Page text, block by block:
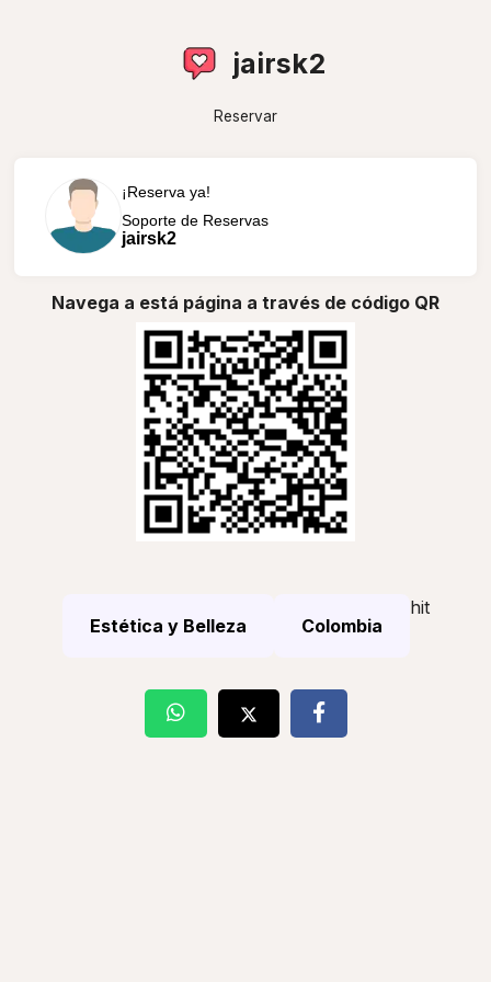
jairsk2
Reservar
¡Reserva ya!
Soporte de Reservas
jairsk2
Navega a está página a través de código QR
Estética y Belleza Colombia
hit